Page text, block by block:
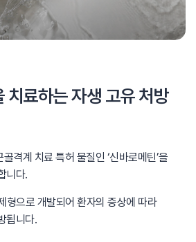
치료하는 자생 고유 처방
격계 치료 특허 물질인 ‘신바로메틴’을
니다.
형으로 개발되어 환자의 증상에 따라
됩니다.